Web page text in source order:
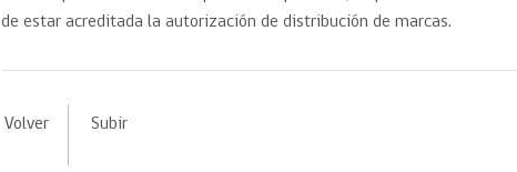
de estar acreditada la autorización de distribución de marcas.
Volver Subir